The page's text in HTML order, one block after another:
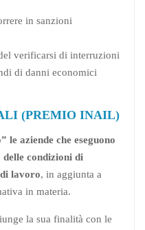
in sanzioni
verificarsi di interruzioni
di danni economici
(PREMIO INAIL)
le aziende che eseguono
condizioni di
lavoro, in aggiunta a
in materia.
la sua finalità con le